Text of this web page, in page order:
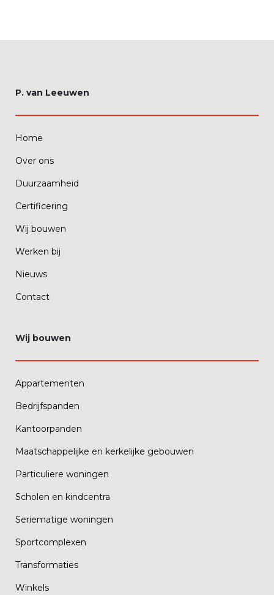
P. van Leeuwen
Home
Over ons
Duurzaamheid
Certificering
Wij bouwen
Werken bij
Nieuws
Contact
Wij bouwen
Appartementen
Bedrijfspanden
Kantoorpanden
Maatschappelijke en kerkelijke gebouwen
Particuliere woningen
Scholen en kindcentra
Seriematige woningen
Sportcomplexen
Transformaties
Winkels